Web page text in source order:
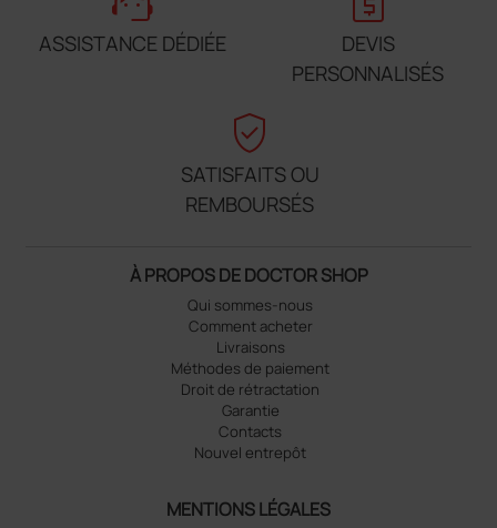
ASSISTANCE DÉDIÉE
DEVIS
PERSONNALISÉS
verified_user
SATISFAITS OU
REMBOURSÉS
À PROPOS DE DOCTOR SHOP
Qui sommes-nous
Comment acheter
Livraisons
Méthodes de paiement
Droit de rétractation
Garantie
Contacts
Nouvel entrepôt
MENTIONS LÉGALES